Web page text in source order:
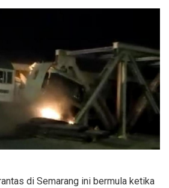
di Semarang ini bermula ketika